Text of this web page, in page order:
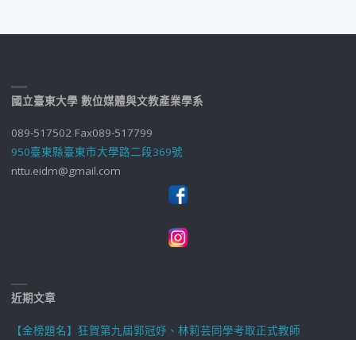
國立臺東大學 數位媒體與文教產業學系
089-517502 Fax089-517799
950臺東縣臺東市大學路二段369號
nttu.eidm@gmail.com
近期文章
【金榜題名】狂賀第九屆郭冠妤、林莉芸同學考取正式教師